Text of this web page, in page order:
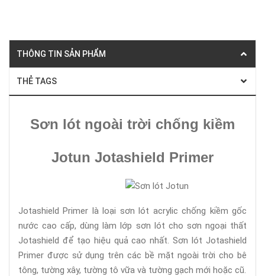
THÔNG TIN SẢN PHẨM
THẺ TAGS
Sơn lót ngoài trời chống kiềm
Jotun Jotashield Primer
Jotashield Primer là loại sơn lót acrylic chống kiềm gốc
nước cao cấp, dùng làm lớp sơn lót cho sơn ngoại thất
Jotashield để tạo hiệu quả cao nhất. Sơn lót Jotashield
Primer được sử dụng trên các bề mặt ngoài trời cho bê
tông, tường xây, tường tô vữa và tường gạch mới hoặc cũ.